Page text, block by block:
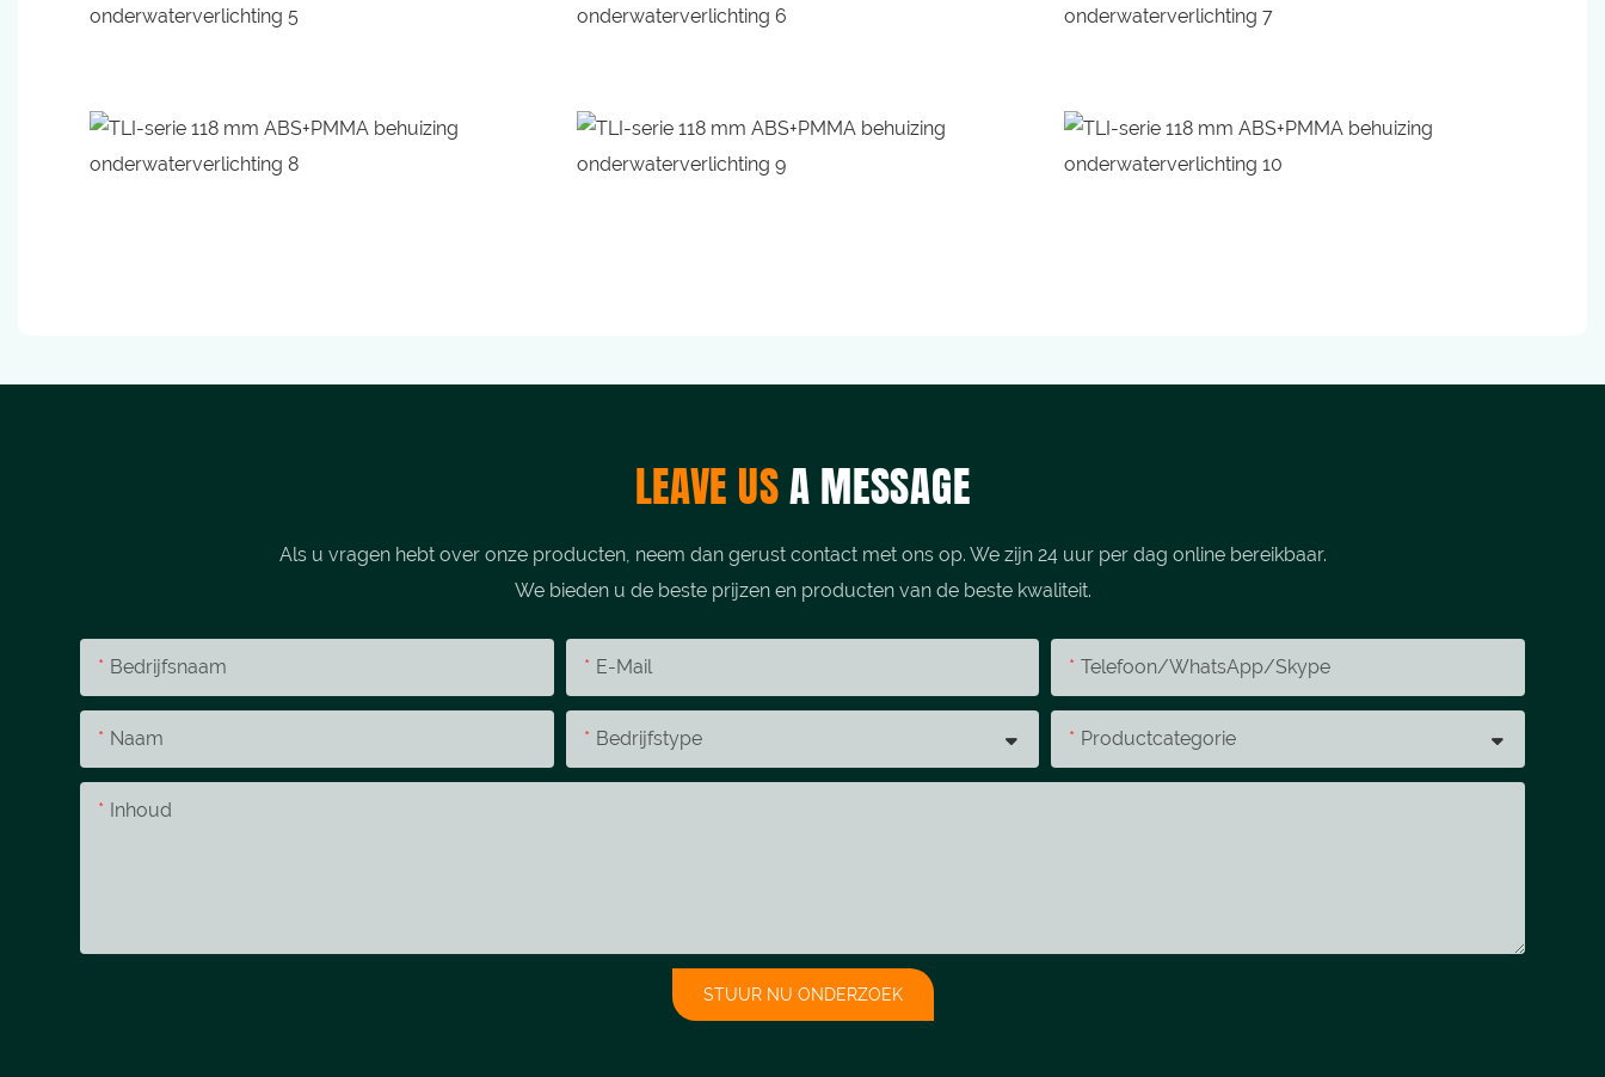
LEAVE USA MESSAGE
Als u vragen hebt over onze producten, neem dan gerust contact met ons op. We zijn 24 uur per dag online bereikbaar.
We bieden u de beste prijzen en producten van de beste kwaliteit.
Bedrijfsnaam E-Mail Telefoon/WhatsApp/Skype
Naam Bedrijfstype Productcategorie
Inhoud
STUUR NU ONDERZOEK